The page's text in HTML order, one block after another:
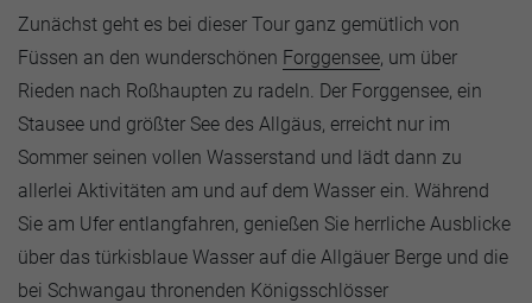
Zunächst geht es bei dieser Tour ganz gemütlich von
Füssen an den wunderschönen Forggensee, um über
Rieden nach Roßhaupten zu radeln. Der Forggensee, ein
Stausee und größter See des Allgäus, erreicht nur im
Sommer seinen vollen Wasserstand und lädt dann zu
allerlei Aktivitäten am und auf dem Wasser ein. Während
Sie am Ufer entlangfahren, genießen Sie herrliche Ausblicke
über das türkisblaue Wasser auf die Allgäuer Berge und die
bei Schwangau thronenden Königsschlösser